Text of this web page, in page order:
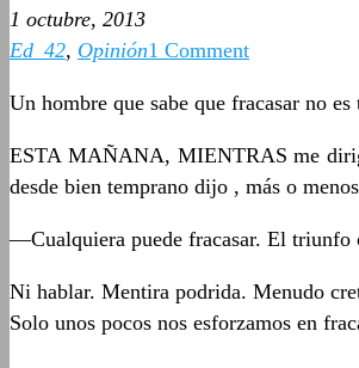
1 octubre, 2013
Ed_42, Opinión1 Comment
Un hombre que sabe que fracasar no
ESTA MAÑANA, MIENTRAS me
desde bien temprano dijo , más o
—Cualquiera puede fracasar. El triunfo
Ni hablar. Mentira podrida. Menudo
Solo unos pocos nos esforzamos en